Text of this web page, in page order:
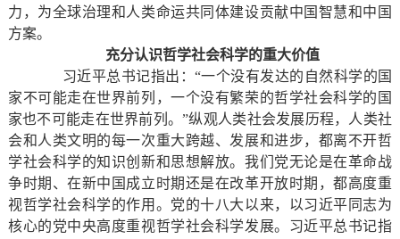
力，为全球治理和人类命运共同体建设贡献中国智慧和中国
方案。
充分认识哲学社会科学的重大价值
习近平总书记指出：“一个没有发达的自然科学的国
家不可能走在世界前列，一个没有繁荣的哲学社会科学的国
家也不可能走在世界前列。”纵观人类社会发展历程，人类社
会和人类文明的每一次重大跨越、发展和进步，都离不开哲
学社会科学的知识创新和思想解放。我们党无论是在革命战
争时期、在新中国成立时期还是在改革开放时期，都高度重
视哲学社会科学的作用。党的十八大以来，以习近平同志为
核心的党中央高度重视哲学社会科学发展。习近平总书记指